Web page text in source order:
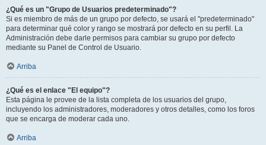
¿Qué es un "Grupo de Usuarios predeterminado"?
Si es miembro de más de un grupo por defecto, se usará el "predeterminado"
para determinar qué color y rango se mostrará por defecto en su perfil. La
Administración debe darle permisos para cambiar su grupo por defecto
mediante su Panel de Control de Usuario.
Arriba
¿Qué es el enlace "El equipo"?
Esta página le provee de la lista completa de los usuarios del grupo,
incluyendo los administradores, moderadores y otros detalles, como los foros
que se encarga de moderar cada uno.
Arriba